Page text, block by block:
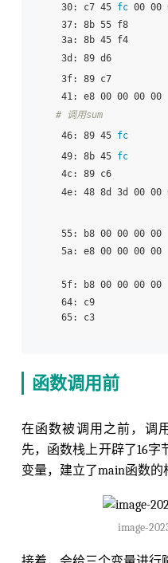
30: c7 45 fc 00 00
37: 8b 55 f8
3a: 8b 45 f4
3d: 89 d6
3f: 89 c7
41: e8 00 00 00 00
# 调用sum
46: 89 45 fc mov
49: 8b 45 fc mov
4c: 89 c6
4e: 48 8d 3d 00
55: b8 00 00 00
5a: e8 00 00 00 00
5f: b8 00 00 00
64: c9
函数调用前
在函数被调用之前，调
先，函数栈上开辟了16
变量，建立了main函数的
image-